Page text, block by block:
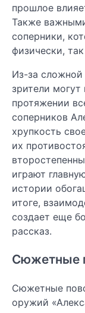
прошлое
Также
соперники,
физически,
Из-за
зрители
протяжении
соперников
хрупкость
их
играют
истории
итоге,
создает еще
рассказ.
Сюжетные
Сюжетные
оружий